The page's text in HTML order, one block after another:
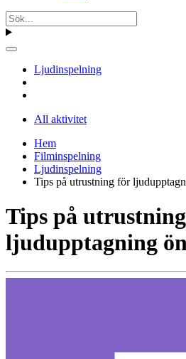
Ljudinspelning
All aktivitet
Hem
Filminspelning
Ljudinspelning
Tips på utrustning för
Tips på
ljudupptagning